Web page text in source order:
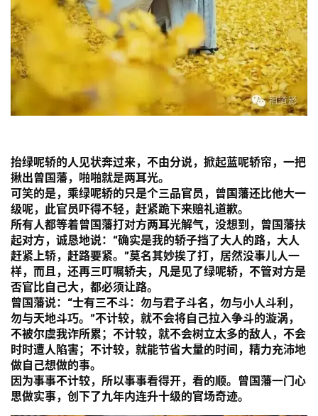
抬绿呢轿的人见状奔过来，不由分说，掀起蓝呢轿帘，一把
揪出曾国藩，啪啪就是两耳光。
可笑的是，乘绿呢轿的只是个三品官员，曾国藩还比他大一
级呢，此官员吓得不轻，赶紧跪下来赔礼道歉。
所有人都等着曾国藩打对方两耳光解气，没想到，曾国藩扶
起对方，诚恳地说： “确实是我的轿子挡了大人的路，大人
赶紧上轿，赶路要紧。”莫名其妙挨了打，居然没事儿人一
样，而且，还再三叮嘱轿夫，凡是见了绿呢轿，不管对方是
否官比自己大，都必须让路。
曾国藩说： “士有三不斗：勿与君子斗名，勿与小人斗利，
勿与天地斗巧。”不计较，就不会将自己拉入争斗的漩涡，
不被尔虞我诈所累；不计较，就不会树立太多的敌人，不会
时时遭人陷害；不计较，就能节省大量的时间，精力充沛地
做自己想做的事。
因为事事不计较，所以事事看得开，看的顺。曾国藩一门心
思做实事，创下了九年内连升十级的官场奇迹。